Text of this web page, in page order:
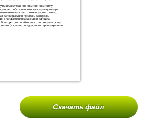
Скачать файл